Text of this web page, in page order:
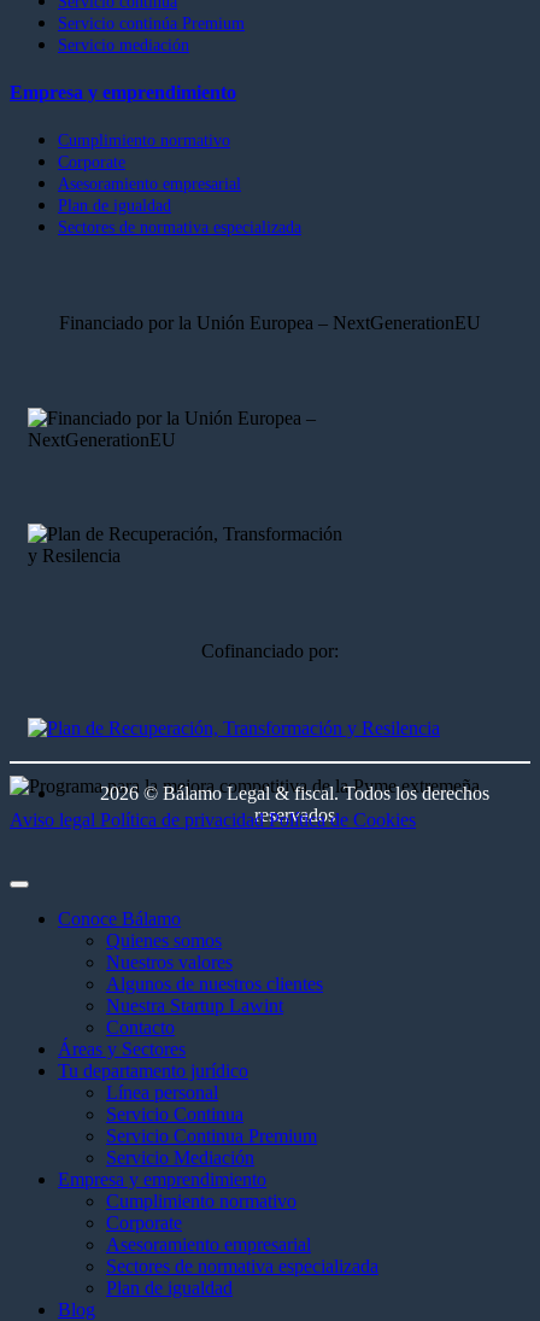
Servicio continúa Premium
Servicio mediación
Empresa y emprendimiento
Cumplimiento normativo
Corporate
Asesoramiento empresarial
Plan de igualdad
Sectores de normativa especializada
Financiado por la Unión Europea – NextGenerationEU
Cofinanciado por:
2026 © Bálamo Legal & fiscal. Todos los derechos
reservados
Aviso legal Política de privacidad Política de Cookies
Conoce Bálamo
Quienes somos
Nuestros valores
Algunos de nuestros clientes
Nuestra Startup Lawint
Contacto
Áreas y Sectores
Tu departamento jurídico
Línea personal
Servicio Continua
Servicio Continua Premium
Servicio Mediación
Empresa y emprendimiento
Cumplimiento normativo
Corporate
Asesoramiento empresarial
Sectores de normativa especializada
Plan de igualdad
Blog